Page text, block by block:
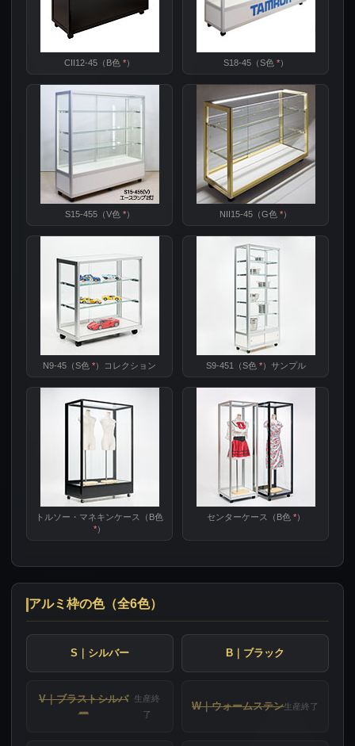
CII12-45（B色 *） S18-45（S色 *）
S15-455（V色 *） NII15-45（G色 *）
N9-45（S色 *）コレクション S9-451（S色 *）サンプル
トルソー・マネキンケース（B色
*）
センターケース（B色 *）
アルミ枠の色（全6色）
S｜シルバー B｜ブラック
V｜ブラストシルバ
ー
生産終
了
W｜ウォームステン生産終了